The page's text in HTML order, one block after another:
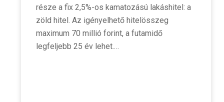
része a fix 2,5%-os kamatozású lakáshitel: a
zöld hitel. Az igényelhető hitelösszeg
maximum 70 millió forint, a futamidő
legfeljebb 25 év lehet.…